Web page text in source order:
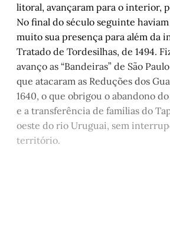
litoral, avançaram para o interior,
No final do século seguinte
muito sua presença para além da
Tratado de Tordesilhas, de 1494.
avanço as “Bandeiras” de São
que atacaram as Reduções dos
1640, o que obrigou o abandono
e a transferência de famílias do
oeste do rio Uruguai, sem
território.